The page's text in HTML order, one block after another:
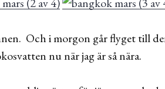
Och i morgon går flyget till
nu när jag är så nära.